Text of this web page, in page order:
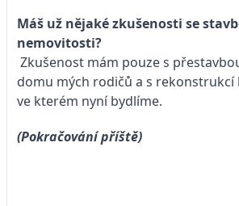
Máš už nějaké zkušenosti se
nemovitosti?
Zkušenost mám pouze s
domu mých rodičů a s rekonstrukcí
ve kterém nyní bydlíme.
(Pokračování příště)